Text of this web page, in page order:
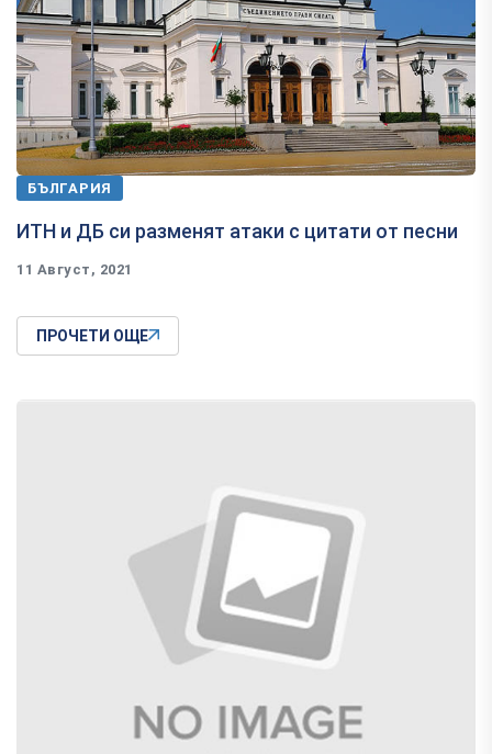
БЪЛГАРИЯ
ИТН и ДБ си разменят атаки с цитати от песни
11 Август, 2021
ПРОЧЕТИ ОЩЕ